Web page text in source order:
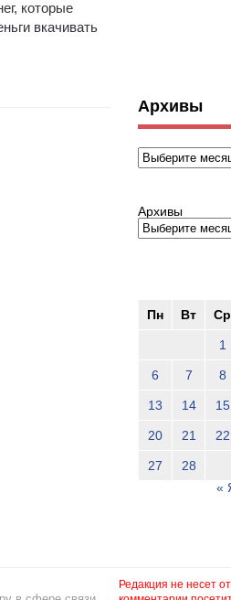
которые
вкачивать
Архивы
Архивы
Архивы
Пн Вт Ср
1
6 7 8
13 14 15
20 21 22
27
28
«
Редакция не несет